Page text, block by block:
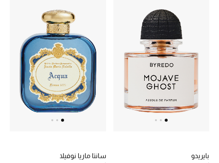
الملابس الرياضية النسائية
تشكيلة الأعراس
حقائب وأحذية متطابقة
هدايا للنساء
ركن الفخامة
بايريدو
سانتا ماريا نوفيلا